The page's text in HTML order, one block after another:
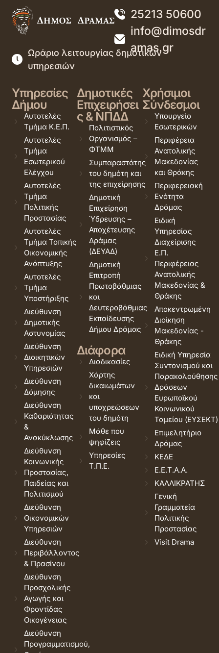
25213 50600
info@dimosdr
amas.gr
Ωράριο λειτουργίας δημοτικών
υπηρεσιών
Υπηρεσίες
Δήμου
Αυτοτελές
Τμήμα Κ.Ε.Π.
Αυτοτελές
Τμήμα
Εσωτερικού
Ελέγχου
Αυτοτελές
Τμήμα
Πολιτικής
Προστασίας
Αυτοτελές
Τμήμα Τοπικής
Οικονομικής
Ανάπτυξης
Αυτοτελές
Τμήμα
Υποστήριξης
Διεύθυνση
Δημοτικής
Αστυνομίας
Διεύθυνση
Διοικητικών
Υπηρεσιών
Διεύθυνση
Δόμησης
Διεύθυνση
Καθαριότητας
&
Ανακύκλωσης
Διεύθυνση
Κοινωνικής
Προστασίας,
Παιδείας και
Πολιτισμού
Διεύθυνση
Οικονομικών
Υπηρεσιών
Διεύθυνση
Περιβάλλοντος
& Πρασίνου
Διεύθυνση
Προσχολικής
Αγωγής και
Φροντίδας
Οικογένειας
Διεύθυνση
Προγραμματισμού,
Δημοτικές
Επιχειρήσει
ς & ΝΠΔΔ
Πολιτιστικός
Οργανισμός –
ΦΤΜΜ
Συμπαραστάτης
του δημότη και
της επιχείρησης
Δημοτική
Επιχείρηση
Ύδρευσης –
Αποχέτευσης
Δράμας
(ΔΕΥΑΔ)
Δημοτική
Επιτροπή
Πρωτοβάθμιας
και
Δευτεροβάθμιας
Εκπαίδευσης
Δήμου Δράμας
Διάφορα
Διαδικασίες
Χάρτης
δικαιωμάτων
και
υποχρεώσεων
του δημότη
Μάθε που
ψηφίζεις
Υπηρεσίες
Τ.Π.Ε.
Χρήσιμοι
Σύνδεσμοι
Υπουργείο
Εσωτερικών
Περιφέρεια
Ανατολικής
Μακεδονίας
και Θράκης
Περιφερειακή
Ενότητα
Δράμας
Ειδική
Υπηρεσίας
Διαχείρισης
Ε.Π.
Περιφέρειας
Ανατολικής
Μακεδονίας &
Θράκης
Αποκεντρωμένη
Διοίκηση
Μακεδονίας -
Θράκης
Ειδική Υπηρεσία
Συντονισμού και
Παρακολούθησης
Δράσεων
Ευρωπαϊκού
Κοινωνικού
Ταμείου (ΕΥΣΕΚΤ)
Επιμελητήριο
Δράμας
ΚΕΔΕ
Ε.Ε.Τ.Α.Α.
ΚΑΛΛΙΚΡΑΤΗΣ
Γενική
Γραμματεία
Πολιτικής
Προστασίας
Visit Drama